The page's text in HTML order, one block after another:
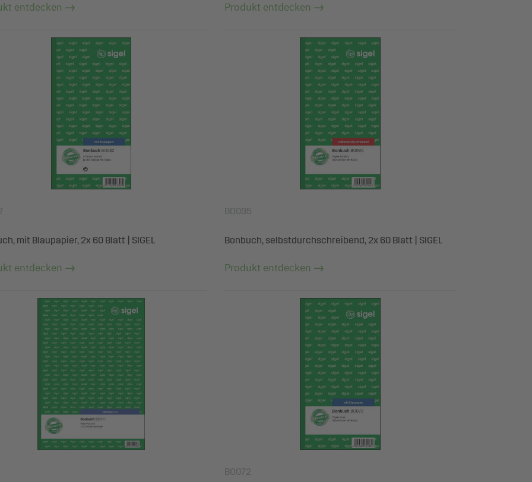
entdecken Produkt entdecken
mit Blaupapier, 2x 60 Blatt | SIGEL
entdecken
BO095
Bonbuch, selbstdurchschreibend, 2x 60 Blatt | SIGEL
Produkt entdecken
BO072